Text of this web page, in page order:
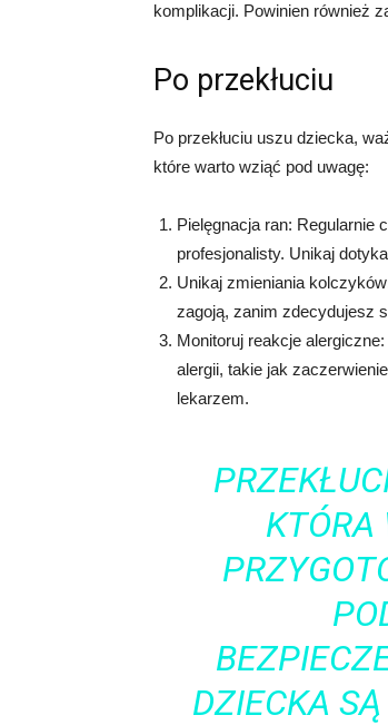
komplikacji. Powinien również
Po przekłuciu
Po przekłuciu uszu dziecka,
które warto wziąć pod uwagę:
Pielęgnacja ran: Regularnie
profesjonalisty. Unikaj
Unikaj zmieniania
zagoją, zanim zdecydujesz
Monitoruj reakcje
alergii, takie jak
lekarzem.
KTÓRA
DZIECKA